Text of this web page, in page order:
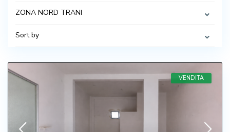
ZONA NORD TRANI
Sort by
VENDITA